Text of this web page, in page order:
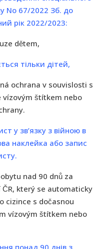
No 67/2022 Зб. до
рік 2022/2023:
dětem,
тільки дітей,
ochrana v souvislosti s
vízovým štítkem nebo
у зв’язку з війною в
наклейка або запис
nad 90 dnů za
který se automaticky
cizince s dočasnou
vízovým štítkem nebo
понад 90 днів з